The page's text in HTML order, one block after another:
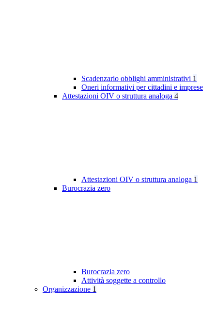
Scadenzario obblighi amministrativi 1
Oneri informativi per cittadini e imprese
Attestazioni OIV o struttura analoga 4
Attestazioni OIV o struttura analoga 1
Burocrazia zero
Burocrazia zero
Attività soggette a controllo
Organizzazione 1